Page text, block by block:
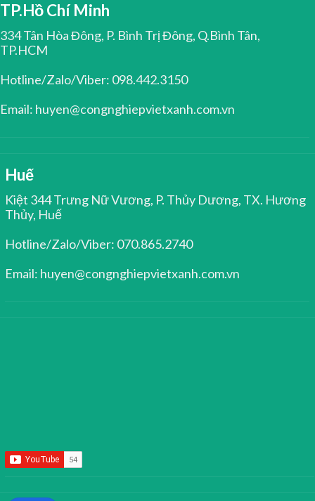
TP.Hồ Chí Minh
334 Tân Hòa Đông, P. Bình Trị Đông, Q.Bình Tân,
TP.HCM
Hotline/Zalo/Viber: 098.442.3150
Email: huyen@congnghiepvietxanh.com.vn
Huế
Kiệt 344 Trưng Nữ Vương, P. Thủy Dương, TX. Hương
Thủy, Huế
Hotline/Zalo/Viber: 070.865.2740
Email: huyen@congnghiepvietxanh.com.vn